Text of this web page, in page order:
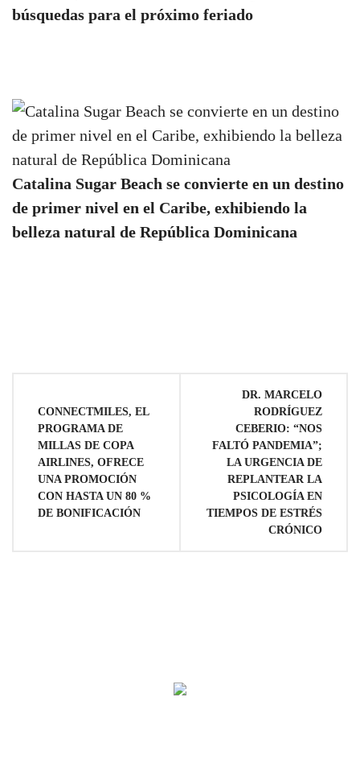
búsquedas para el próximo feriado
Catalina Sugar Beach se convierte en un destino
de primer nivel en el Caribe, exhibiendo la
belleza natural de República Dominicana
entradas
CONNECTMILES, EL
PROGRAMA DE
MILLAS DE COPA
AIRLINES, OFRECE
UNA PROMOCIÓN
CON HASTA UN 80 %
DE BONIFICACIÓN
DR. MARCELO
RODRÍGUEZ
CEBERIO: “NOS
FALTÓ PANDEMIA”;
LA URGENCIA DE
REPLANTEAR LA
PSICOLOGÍA EN
TIEMPOS DE ESTRÉS
CRÓNICO